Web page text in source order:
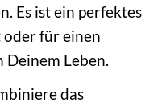
Es ist ein perfektes
oder für einen
Deinem Leben.
das